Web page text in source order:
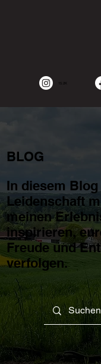
15.2K
BLOG
In diesem
Leidenschaft
meinen
inspirieren,
Freude und
verfolgen.